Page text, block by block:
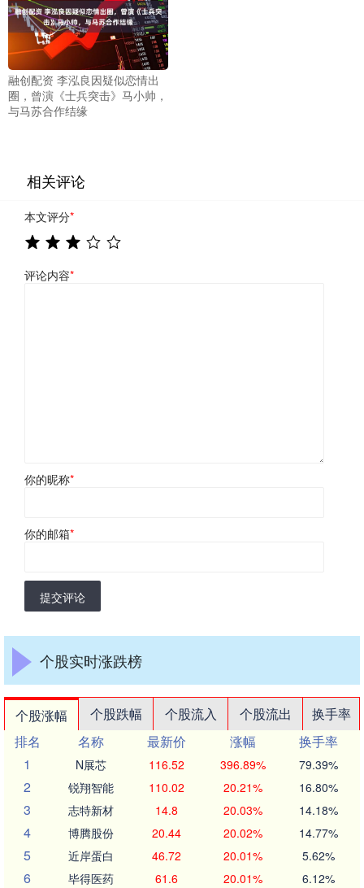
融创配资 李泓良因疑似恋情出
圈，曾演《士兵突击》马小帅，
与马苏合作结缘
相关评论
本文评分*
评论内容*
你的昵称*
你的邮箱*
提交评论
个股实时涨跌榜
个股涨幅 个股跌幅 个股流入 个股流出
换手率
排名
名称 最新价 涨幅
换手率
1
N展芯 116.52 396.89% 79.39%
2 锐翔智能 110.02 20.21% 16.80%
3 志特新材 14.8 20.03% 14.18%
4 博腾股份 20.44 20.02% 14.77%
5 近岸蛋白 46.72 20.01% 5.62%
6 毕得医药 61.6 20.01% 6.12%